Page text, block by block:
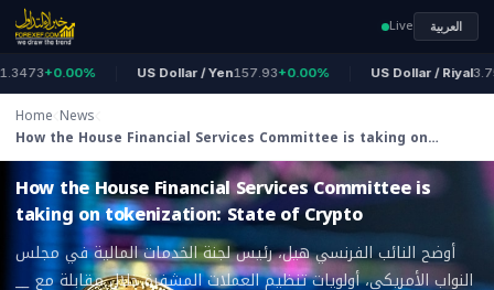
Live العربية
+0.00% US Dollar / Yen157.93+0.00% US Dollar / Riyal
Home News
How the House Financial Services Committee is taking on
tokenization: State of Crypto
ForexEF
How the House Financial Services Committee is
taking on tokenization: State of Crypto
أوضح النائب الفرنسي هيل، رئيس لجنة الخدمات المالية في مجلس
النواب الأمريكي، أولويات تنظيم العملات المشفرة خلال مقابلة مع __